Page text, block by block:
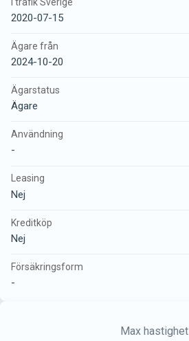
2020-07-15
Ägare från
2024-10-20
Ägarstatus
Ägare
Användning
-
Leasing
Nej
Kreditköp
Nej
Försäkringsform
-
Max hastighet